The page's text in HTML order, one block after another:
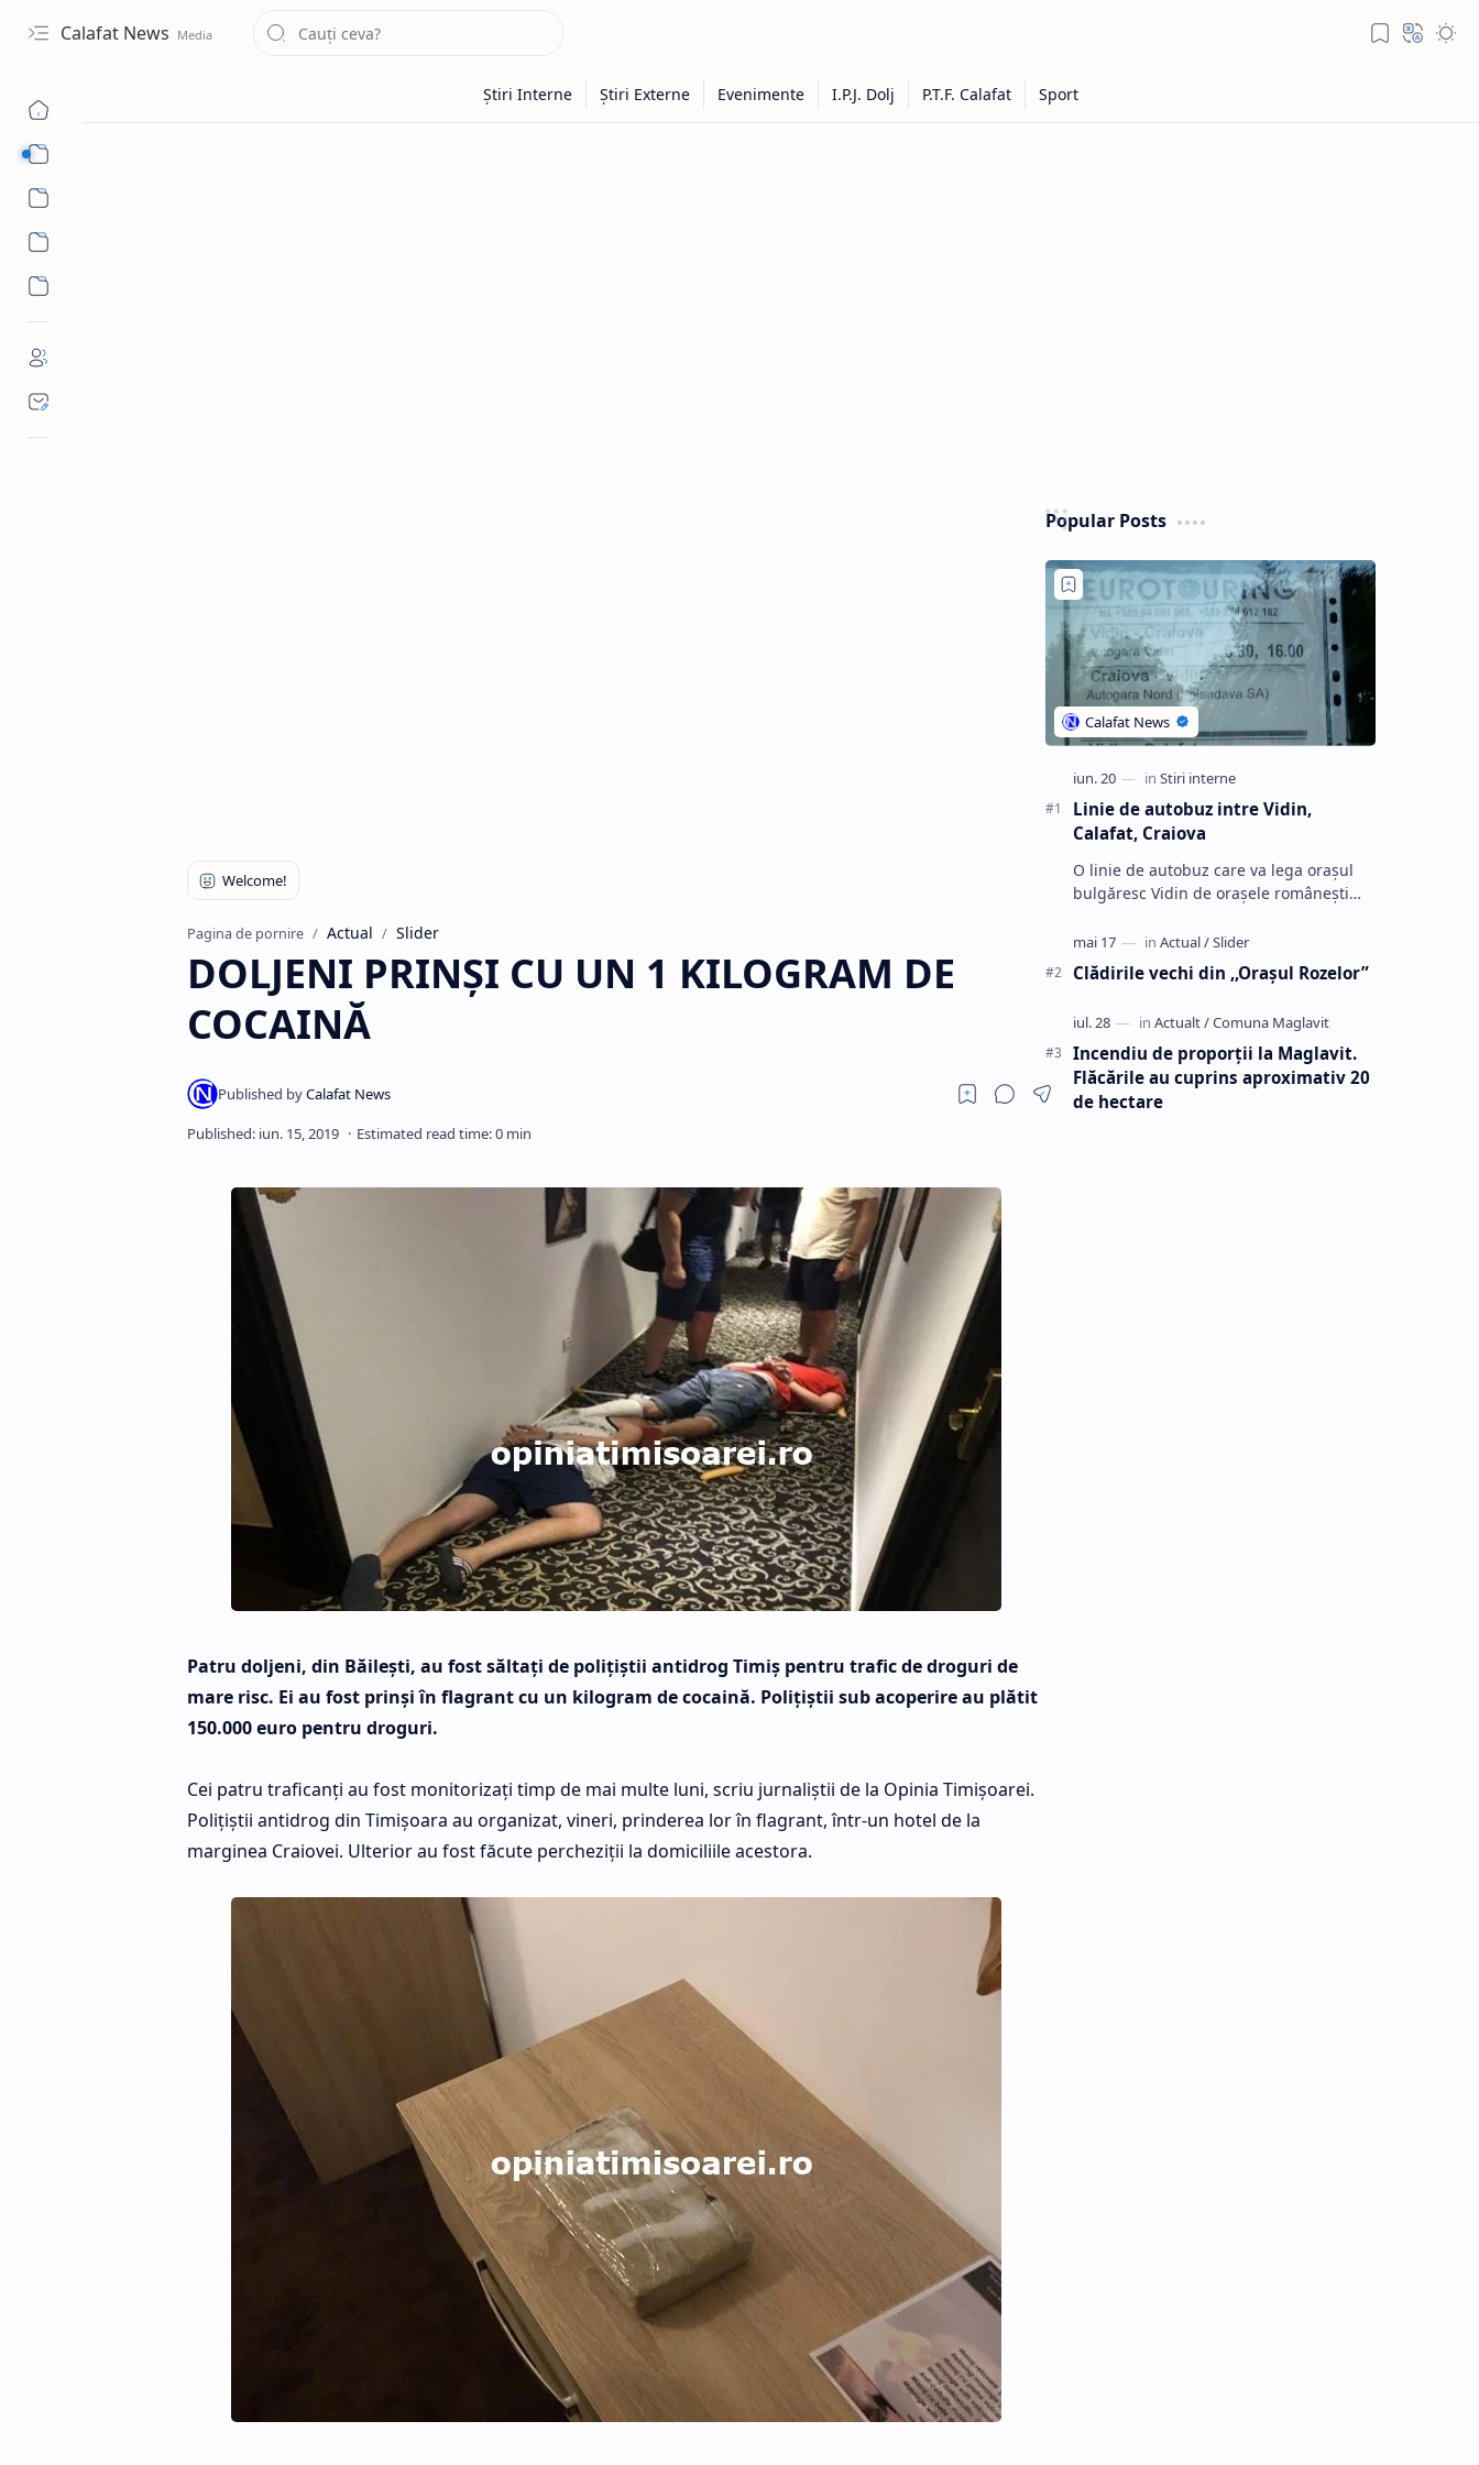
Calafat News
Pagina de pornire Actual Slider
DOLJENI PRINŞI CU UN 1 KILOGRAM DE
COCAINĂ
Patru doljeni, din Băileşti, au fost săltaţi de poliţiştii antidrog Timiş pentru trafic de droguri de
mare risc. Ei au fost prinşi în flagrant cu un kilogram de cocaină. Poliţiştii sub acoperire au plătit
150.000 euro pentru droguri.
Cei patru traficanţi au fost monitorizaţi timp de mai multe luni, scriu jurnaliştii de la Opinia Timişoarei.
Poliţiştii antidrog din Timişoara au organizat, vineri, prinderea lor în flagrant, într-un hotel de la
marginea Craiovei. Ulterior au fost făcute percheziţii la domiciliile acestora.
Popular Posts
Linie de autobuz intre Vidin,
Calafat, Craiova
O linie de autobuz care va lega oraşul
bulgăresc Vidin de oraşele româneşti
în curând, informează firme …
Clădirile vechi din ,,Oraşul Rozelor”
Incendiu de proporții la Maglavit.
Flăcările au cuprins aproximativ 20
de hectare